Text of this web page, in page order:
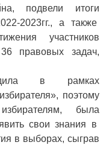
подвели итоги
2023гг., а также
участников
правовых задач,
в рамках
поэтому
была
свои знания в
в выборах, сыграв